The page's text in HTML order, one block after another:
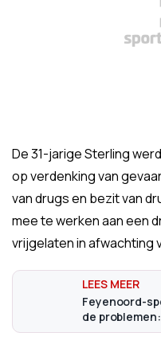
De 31-jarige Sterling
op verdenking van
van drugs en bezit van
mee te werken aan een
vrijgelaten in afwachting
Feyenoord-
de